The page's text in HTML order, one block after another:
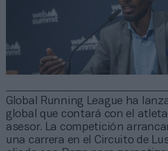
Global Running League ha
global que contará con el
asesor. La competición
una carrera en el Circuito de